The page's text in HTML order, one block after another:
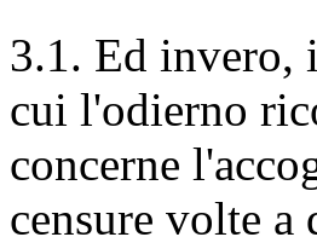
3.1. Ed invero,
cui l'odierno
concerne
censure volte